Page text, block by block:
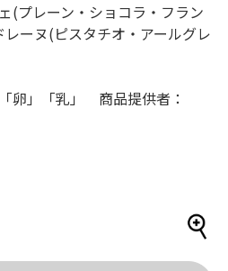
(プレーン・ショコラ・フラン
ーヌ(ピスタチオ・アールグレ
卵」「乳」 商品提供者：